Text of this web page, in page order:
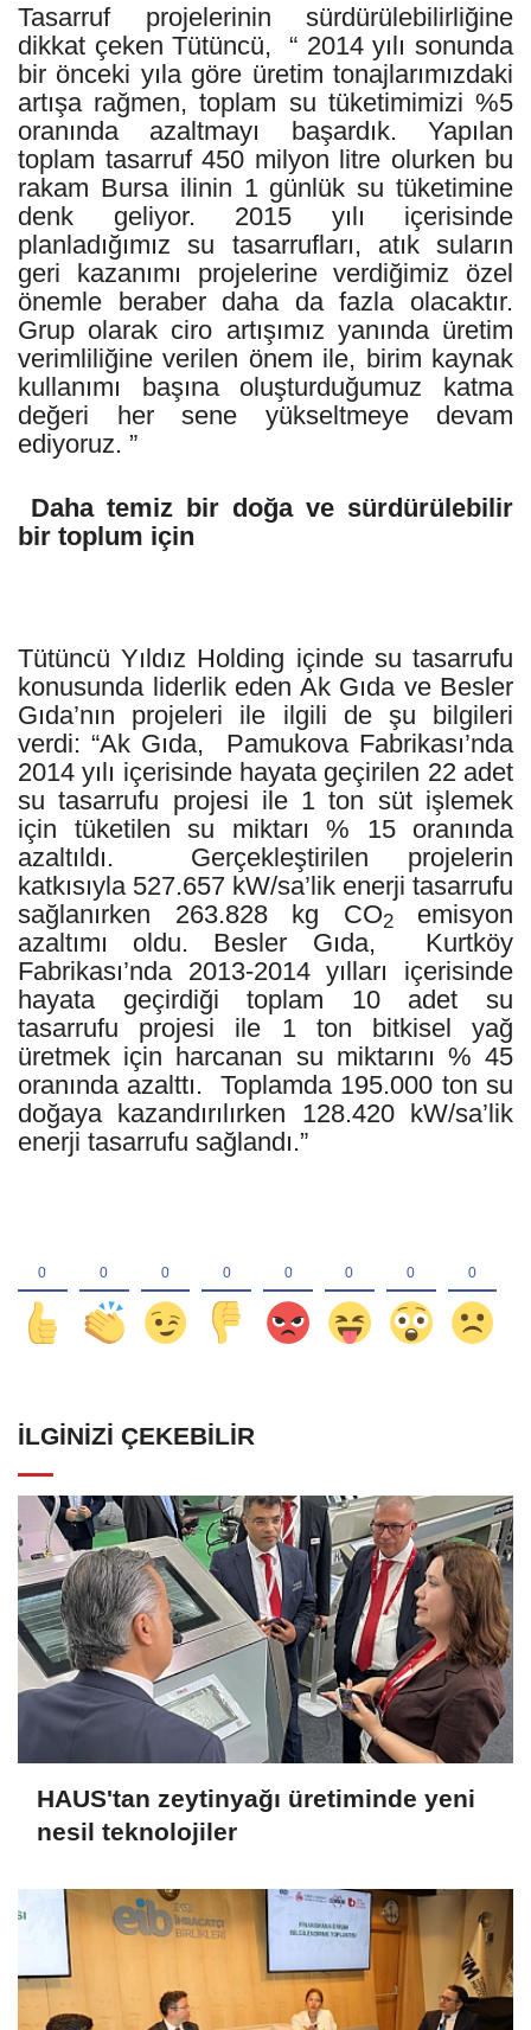
Tasarruf projelerinin sürdürülebilirliğine
dikkat çeken Tütüncü, “ 2014 yılı sonunda
bir önceki yıla göre üretim tonajlarımızdaki
artışa rağmen, toplam su tüketimimizi %5
oranında azaltmayı başardık. Yapılan
toplam tasarruf 450 milyon litre olurken bu
rakam Bursa ilinin 1 günlük su tüketimine
denk geliyor. 2015 yılı içerisinde
planladığımız su tasarrufları, atık suların
geri kazanımı projelerine verdiğimiz özel
önemle beraber daha da fazla olacaktır.
Grup olarak ciro artışımız yanında üretim
verimliliğine verilen önem ile, birim kaynak
kullanımı başına oluşturduğumuz katma
değeri her sene yükseltmeye devam
ediyoruz. ”
Daha temiz bir doğa ve sürdürülebilir
bir toplum için
Tütüncü Yıldız Holding içinde su tasarrufu
konusunda liderlik eden Ak Gıda ve Besler
Gıda’nın projeleri ile ilgili de şu bilgileri
verdi: “Ak Gıda, Pamukova Fabrikası’nda
2014 yılı içerisinde hayata geçirilen 22 adet
su tasarrufu projesi ile 1 ton süt işlemek
için tüketilen su miktarı % 15 oranında
azaltıldı. Gerçekleştirilen projelerin
katkısıyla 527.657 kW/sa’lik enerji tasarrufu
sağlanırken 263.828 kg CO2emisyon
azaltımı oldu. Besler Gıda, Kurtköy
Fabrikası’nda 2013-2014 yılları içerisinde
hayata geçirdiği toplam 10 adet su
tasarrufu projesi ile 1 ton bitkisel yağ
üretmek için harcanan su miktarını % 45
oranında azalttı. Toplamda 195.000 ton su
doğaya kazandırılırken 128.420 kW/sa’lik
enerji tasarrufu sağlandı.”
İLGINIZI ÇEKEBILIR
HAUS'tan zeytinyağı üretiminde yeni
nesil teknolojiler